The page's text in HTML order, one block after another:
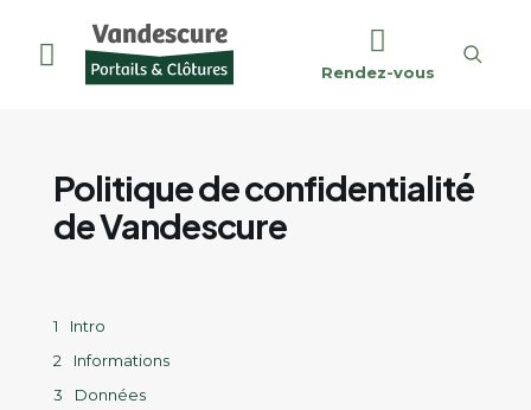
Rendez-vous
Politique de confidentialité
de Vandescure
Intro
Informations
Données